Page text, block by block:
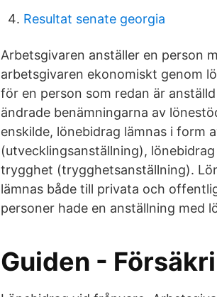
Resultat senate georgia
Arbetsgivaren anställer en person
arbetsgivaren ekonomiskt genom
för en person som redan är
ändrade benämningarna av
enskilde, lönebidrag lämnas i form
(utvecklingsanställning),
trygghet (trygghetsanställning).
lämnas både till privata och
personer hade en anställning med
Guiden -